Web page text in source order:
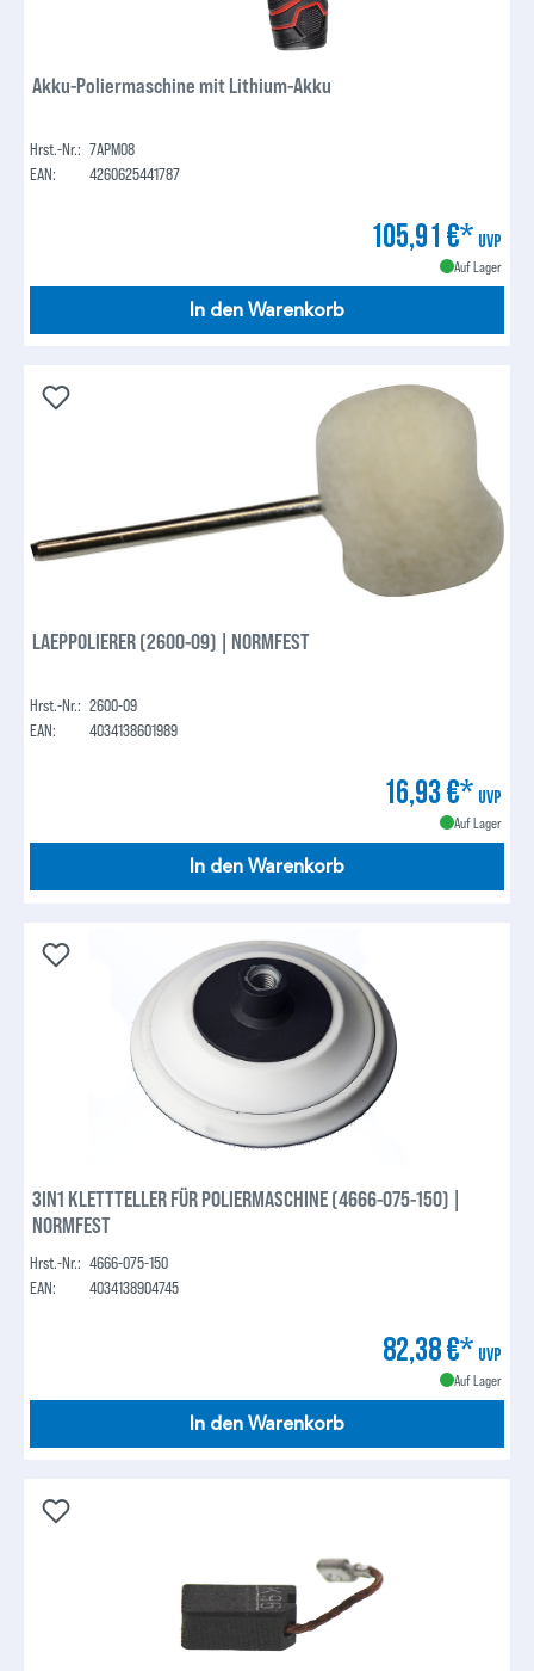
Akku-Poliermaschine mit Lithium-Akku
Hrst.-Nr.: 7APM08
EAN:
4260625441787
105,91 €* UVP
Auf Lager
In den Warenkorb
LAEPPOLIERER (2600-09) | NORMFEST
Hrst.-Nr.: 2600-09
EAN:
4034138601989
16,93 €* UVP
Auf Lager
In den Warenkorb
3IN1 KLETTTELLER FÜR POLIERMASCHINE (4666-075-150) |
NORMFEST
Hrst.-Nr.: 4666-075-150
EAN:
4034138904745
82,38 €* UVP
Auf Lager
In den Warenkorb